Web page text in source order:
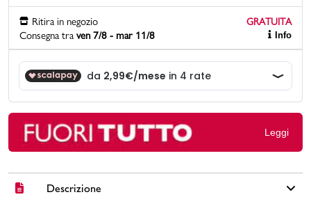
Gift card
Ritira in negozio
GRATUITA
Consegna tra ven 7/8 - mar 11/8 Info
Leggi
Descrizione